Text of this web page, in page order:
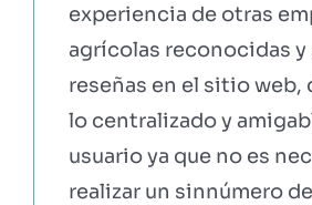
experiencia de otras
agrícolas reconocidas y
reseñas en el sitio web,
lo centralizado y
usuario ya que no es
realizar un sinnúmero